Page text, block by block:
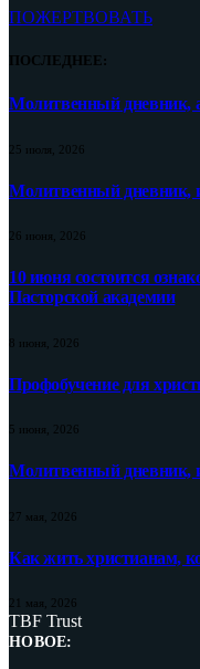
ПОЖЕРТВОВАТЬ
ПОСЛЕДНЕЕ:
Молитвенный дневник,
25 июля, 2026
Молитвенный дневник,
26 июня, 2026
10 июня состоится
Пасторской академии
8 июня, 2026
Профобучение для
5 июня, 2026
Молитвенный дневник,
27 мая, 2026
Как жить христианам,
21 мая, 2026
TBF Trust
НОВОЕ: